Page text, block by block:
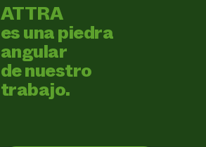
ATTRA
es una piedra
angular
de nuestro
trabajo.